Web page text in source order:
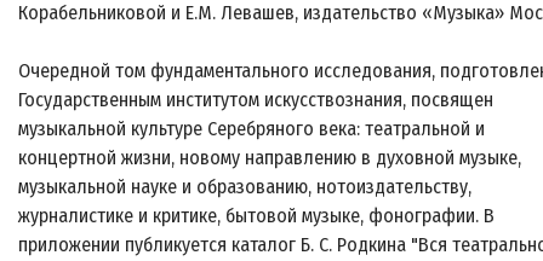
Корабельниковой и Е.М. Левашев, издательство «Музыка»
Очередной том фундаментального исследования,
Государственным институтом искусствознания, посвящен
музыкальной культуре Серебряного века: театральной и
концертной жизни, новому направлению в духовной музыке,
музыкальной науке и образованию, нотоиздательству,
журналистике и критике, бытовой музыке, фонографии. В
приложении публикуется каталог Б. С. Родкина "Вся